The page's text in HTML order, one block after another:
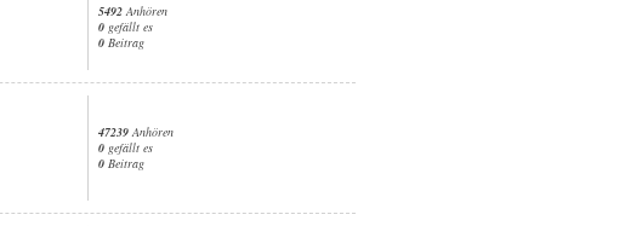
5492 Anhören
0 gefällt es
0 Beitrag
47239Anhören
0 gefällt es
0 Beitrag